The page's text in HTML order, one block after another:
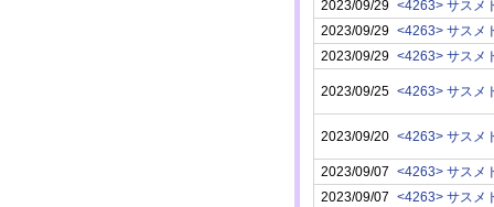
2023/09/29 <4263> サスメ
2023/09/29 <4263> サスメ
2023/09/29 <4263> サスメ
2023/09/25 <4263> サスメ
2023/09/20 <4263> サスメ
2023/09/07 <4263> サスメ
2023/09/07 <4263> サスメ